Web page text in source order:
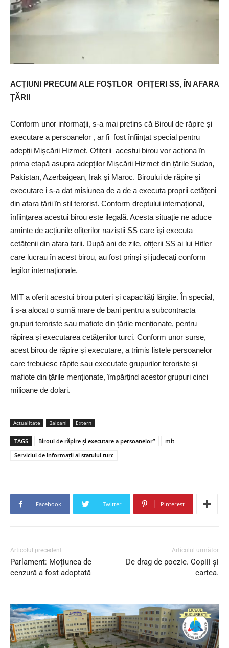
ACȚIUNI PRECUM ALE FOŞTLOR OFIȚERI SS, ÎN AFARA
ȚĂRII
Conform unor informații, s-a mai pretins că Biroul de răpire și
executare a persoanelor , ar fi fost înființat special pentru
adepții Mișcării Hizmet. Ofițerii acestui birou vor acționa în
prima etapă asupra adepților Mișcării Hizmet din țările Sudan,
Pakistan, Azerbaigean, Irak și Maroc. Biroului de răpire și
executare i s-a dat misiunea de a de a executa proprii cetățeni
din afara țării în stil terorist. Conform dreptului internațional,
înființarea acestui birou este ilegală. Acesta situație ne aduce
aminte de acțiunile ofițerilor naziștii SS care îşi executa
cetățenii din afara țarii. După ani de zile, ofițerii SS ai lui Hitler
care lucrau în acest birou, au fost prinși și judecați conform
legilor internaţionale.
MIT a oferit acestui birou puteri și capacități lărgite. În special,
li s-a alocat o sumă mare de bani pentru a subcontracta
grupuri teroriste sau mafiote din țările menționate, pentru
răpirea și executarea cetățenilor turci. Conform unor surse,
acest birou de răpire și executare, a trimis listele persoanelor
care trebuiesc răpite sau executate grupurilor teroriste și
mafiote din țările menționate, împărțind acestor grupuri cinci
milioane de dolari.
Actualitate Balcani Extern
TAGS Biroul de răpire și executare a persoanelor”
mit
Serviciul de Informații al statului turc
Facebook Twitter Pinterest
Articolul precedent
Parlament: Moțiunea de
cenzură a fost adoptată
Articolul următor
De drag de poezie. Copiii şi
cartea.